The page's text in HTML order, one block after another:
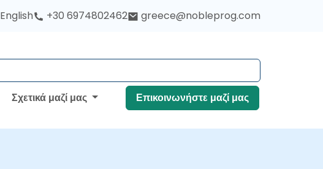
English +30 6974802462 greece@nobleprog.com
Σχετικά μαζί μας Επικοινωνήστε μαζί μας